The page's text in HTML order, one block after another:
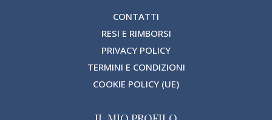
CONTATTI
RESI E RIMBORSI
PRIVACY POLICY
TERMINI E CONDIZIONI
COOKIE POLICY (UE)